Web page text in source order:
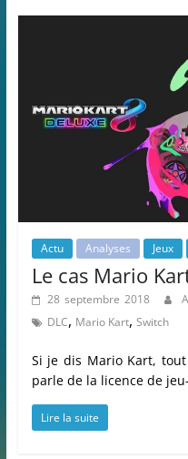
Actu Analyses Jeux
Le cas Mario
28 septembre 2018
DLC, Mario Kart, Switch
Si je dis Mario Kart,
parle de la licence de
Lire la suite